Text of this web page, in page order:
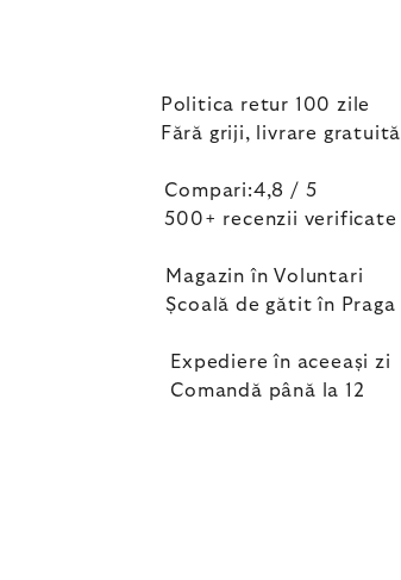
Politica retur 100 zile
Fără griji, livrare gratuită
Compari:4,8 / 5
500+ recenzii verificate
Magazin în Voluntari
Școală de gătit în Praga
Expediere în aceeași zi
Comandă până la 12